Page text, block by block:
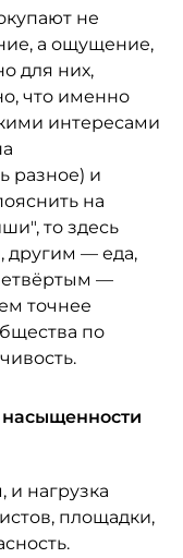
не
а ощущение,
для них,
что именно
интересами
разное) и
на
то здесь
другим — еда,
—
точнее
по
насыщенности
нагрузка
площадки,